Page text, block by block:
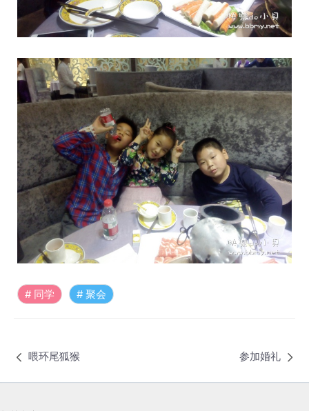
同学 聚会
喂环尾狐猴 参加婚礼